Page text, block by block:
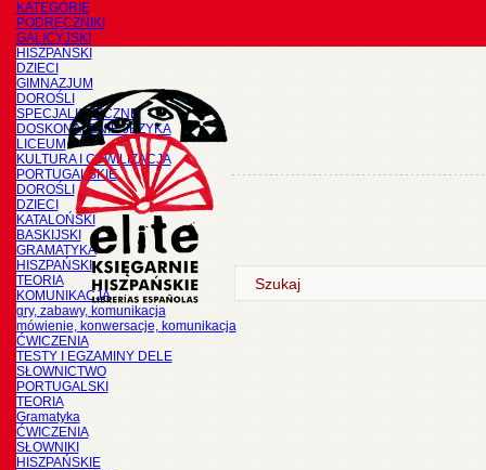
KATEGORIE
PODRĘCZNIKI
GALICYJSKI
HISZPAŃSKI
DZIECI
GIMNAZJUM
DOROŚLI
SPECJALISTYCZNE
DOSKONALENIE JĘZYKA
LICEUM
KULTURA I CYWILIZACJA
PORTUGALSKIE
DOROŚLI
DZIECI
KATALOŃSKI
BASKIJSKI
GRAMATYKA
HISZPAŃSKI
TEORIA
KOMUNIKACJA
gry, zabawy, komunikacja
mówienie, konwersacje, komunikacja
ĆWICZENIA
TESTY I EGZAMINY DELE
SŁOWNICTWO
PORTUGALSKI
TEORIA
Gramatyka
ĆWICZENIA
SŁOWNIKI
HISZPAŃSKIE